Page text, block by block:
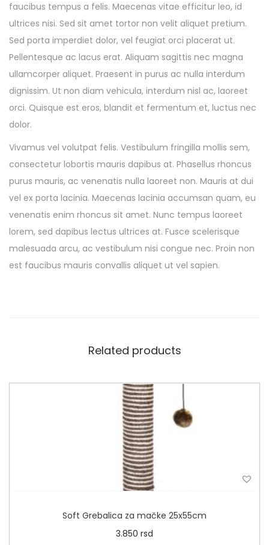
faucibus tempus a felis. Maecenas vitae efficitur leo, id
ultrices nisi. Sed sit amet tortor non velit aliquet pretium.
Sed porta imperdiet dolor, vel feugiat orci placerat ut.
Pellentesque ac lacus erat. Aliquam sagittis nec magna
ullamcorper aliquet. Praesent in purus ac nulla interdum
dignissim. Ut non diam vehicula, interdum nisl ac, laoreet
orci. Quisque est eros, blandit et fermentum et, luctus nec
dolor.
Vivamus vel volutpat felis. Vestibulum fringilla mollis sem,
consectetur lobortis mauris dapibus at. Phasellus rhoncus
purus mauris, ac venenatis nulla laoreet non. Mauris at dui
vel ex porta lacinia. Maecenas lacinia accumsan quam, eu
venenatis enim rhoncus sit amet. Nunc tempus laoreet
lorem, sed dapibus lectus ultrices at. Fusce scelerisque
malesuada arcu, ac vestibulum nisi congue nec. Proin non
est faucibus mauris convallis aliquet ut vel sapien.
Related products
Soft Grebalica za mačke 25x55cm
3.850 rsd